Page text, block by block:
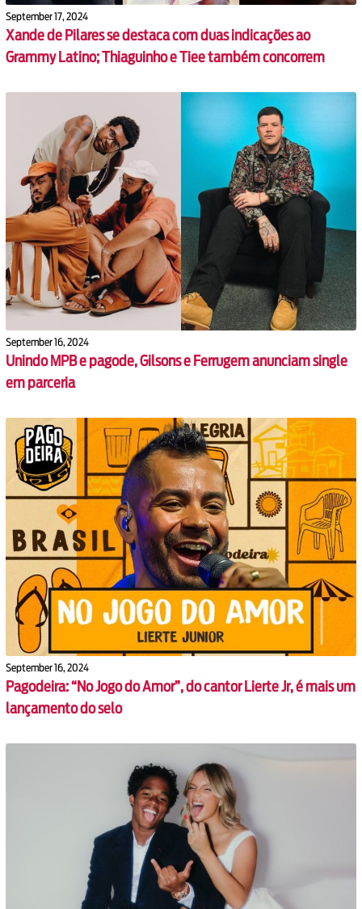
September 17, 2024
Xande de Pilares se destaca com duas indicações ao
Grammy Latino; Thiaguinho e Tiee também concorrem
September 16, 2024
Unindo MPB e pagode, Gilsons e Ferrugem anunciam single
em parceria
September 16, 2024
Pagodeira: “No Jogo do Amor”, do cantor Lierte Jr, é mais um
lançamento do selo